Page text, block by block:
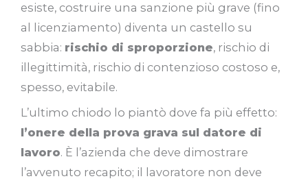
esiste, costruire una sanzione più grave (fino
al licenziamento) diventa un castello su
sabbia: rischio di sproporzione, rischio di
illegittimità, rischio di contenzioso costoso e,
spesso, evitabile.
L’ultimo chiodo lo piantò dove fa più effetto:
l’onere della prova grava sul datore di
lavoro. È l’azienda che deve dimostrare
l’avvenuto recapito; il lavoratore non deve